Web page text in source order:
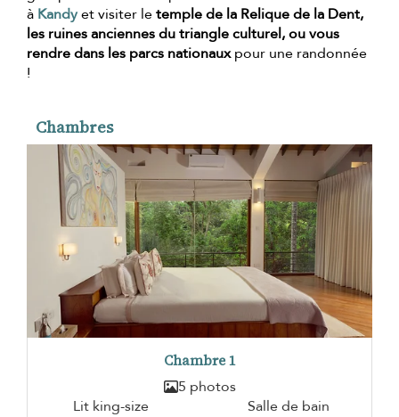
à Kandyet visiter letemple de la Relique de la Dent,
les ruines anciennes du triangle culturel, ou vous
rendre dans les parcs nationauxpour une randonnée
!
Chambres
Chambre 1
5 photos
Lit king-size
Salle de bain